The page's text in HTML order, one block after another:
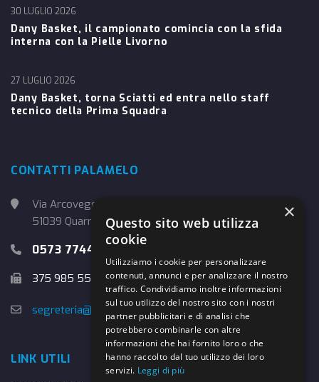
Dany Basket, il campionato comincia con la sfida
interna con la Pielle Livorno
30 LUGLIO 2026
Dany Basket, torna Sciatti ed entra nello staff
tecnico della Prima Squadra
27 LUGLIO 2026
CONTATTI PALAMELO
Via Arcoveggio, 4
51039 Quarrata (PT)
0573 774457
375 985 5526
segreteria@danybasket.it
LINK UTILI
×
Questo sito web utilizza
cookie
Utilizziamo i cookie per personalizzare
contenuti, annunci e per analizzare il nostro
traffico. Condividiamo inoltre informazioni
sul tuo utilizzo del nostro sito con i nostri
partner pubblicitari e di analisi che
potrebbero combinarle con altre
informazioni che hai fornito loro o che
hanno raccolto dal tuo utilizzo dei loro
servizi. Leggi di più